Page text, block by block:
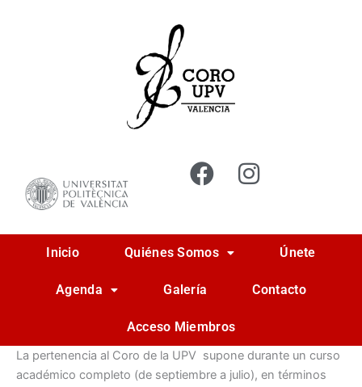
Inicio Quiénes Somos Únete
Agenda Galería Contacto
Acceso Miembros
La pertenencia al Coro de la UPV supone durante un curso
académico completo (de septiembre a julio), en términos